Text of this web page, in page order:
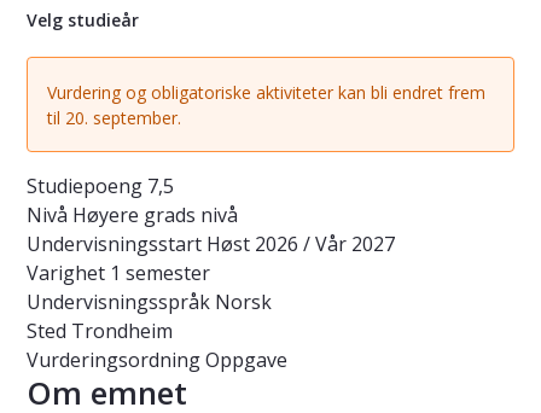
Velg studieår
Vurdering og obligatoriske aktiviteter kan bli endret frem
til 20. september.
Studiepoeng 7,5
Nivå Høyere grads nivå
Undervisningsstart Høst 2026 / Vår 2027
Varighet 1 semester
Undervisningsspråk Norsk
Sted Trondheim
VurderingsordningOppgave
Om emnet